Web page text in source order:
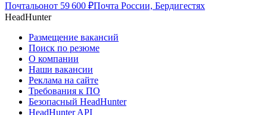
Почтальонот 59 600 ₽Почта России, Бердигестях
HeadHunter
Размещение вакансий
Поиск по резюме
О компании
Наши вакансии
Реклама на сайте
Требования к ПО
Безопасный HeadHunter
HeadHunter API